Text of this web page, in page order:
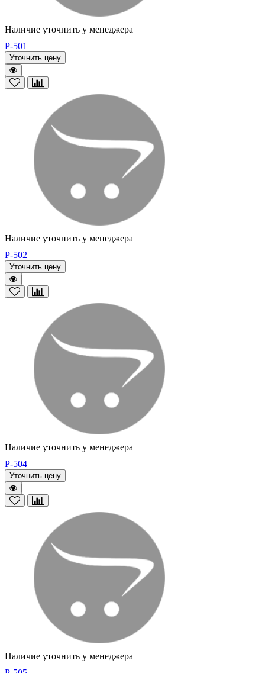
Наличие уточнить у менеджера
P-501
Уточнить цену
Наличие уточнить у менеджера
P-502
Уточнить цену
Наличие уточнить у менеджера
P-504
Уточнить цену
Наличие уточнить у менеджера